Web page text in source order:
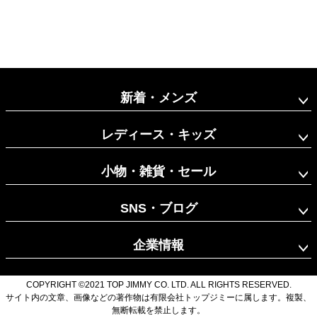
新着・メンズ
レディース・キッズ
小物・雑貨・セール
SNS・ブログ
企業情報
COPYRIGHT ©2021 TOP JIMMY CO. LTD. ALL RIGHTS RESERVED.
サイト内の文章、画像などの著作物は有限会社トップジミーに属します。複製、
無断転載を禁止します。